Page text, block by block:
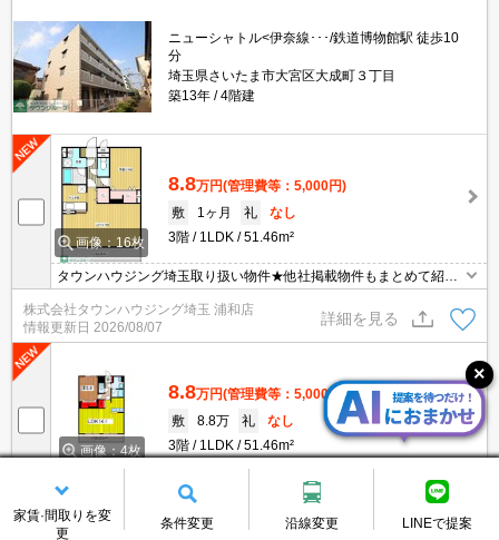
ニューシャトル<伊奈線･･･/鉄道博物館駅 徒歩10
分
埼玉県さいたま市大宮区大成町３丁目
築13年
4階建
画像：16枚
8.8万円(管理費等：5,000円)
敷
1ヶ月 礼
なし
3階
1LDK 51.46m²
タウンハウジング埼玉取り扱い物件★他社掲載物件もまとめて紹介
できます・オンラインでの面談＆見学も対応
株式会社タウンハウジング埼玉 浦和店
情報更新日 2026/08/07
詳細を見る
画像：4枚
8.8万円(管理費等：5,000円)
敷
8.8万 礼
なし
3階
1LDK 51.46m²
TVインターホン付き。仲介手数料家賃の0.55ヶ月分(税込)。鉄筋コ
ンクリート造。カウンターキッチン。久しぶりに空きました。
株式会社エイブル 大宮西口店
情報更新日
詳細を見る
家賃·間取りを変
更
条件変更 沿線変更 LINEで提案